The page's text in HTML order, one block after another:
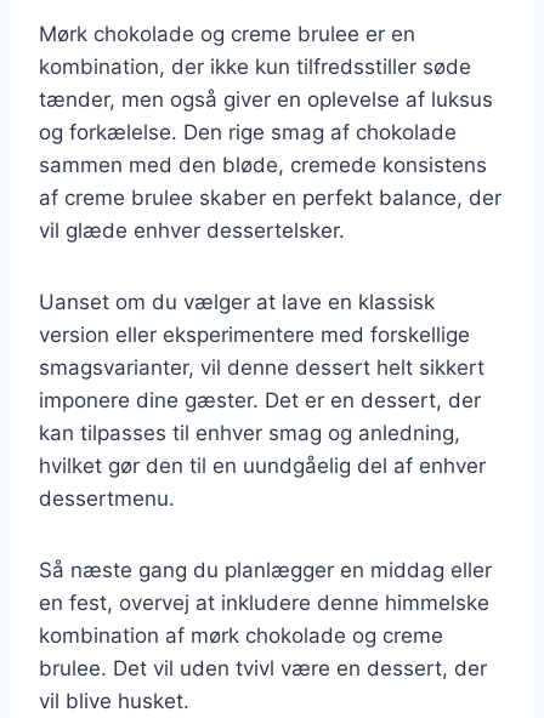
Mørk chokolade og creme brulee er en
kombination, der ikke kun tilfredsstiller søde
tænder, men også giver en oplevelse af luksus
og forkælelse. Den rige smag af chokolade
sammen med den bløde, cremede konsistens
af creme brulee skaber en perfekt balance, der
vil glæde enhver dessertelsker.
Uanset om du vælger at lave en klassisk
version eller eksperimentere med forskellige
smagsvarianter, vil denne dessert helt sikkert
imponere dine gæster. Det er en dessert, der
kan tilpasses til enhver smag og anledning,
hvilket gør den til en uundgåelig del af enhver
dessertmenu.
Så næste gang du planlægger en middag eller
en fest, overvej at inkludere denne himmelske
kombination af mørk chokolade og creme
brulee. Det vil uden tvivl være en dessert, der
vil blive husket.